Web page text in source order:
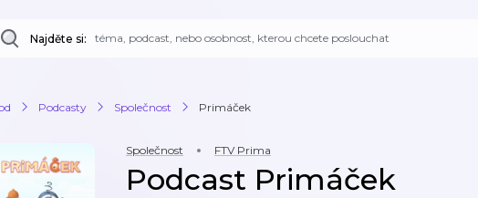
Najděte si:
Podcasty Společnost Primáček
Společnost FTV Prima
Podcast Primáček